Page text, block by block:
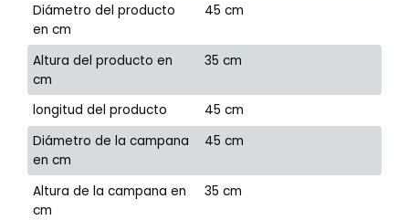
Diámetro del producto
en cm
45 cm
Altura del producto en
cm
35 cm
longitud del producto
45 cm
Diámetro de la campana
en cm
45 cm
Altura de la campana en
cm
35 cm